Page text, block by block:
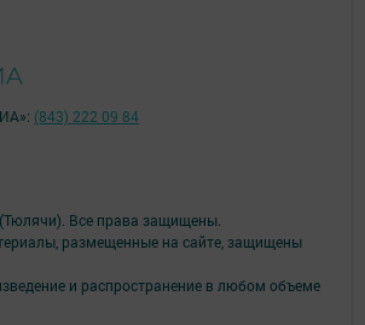
Все права защищены.
размещенные на сайте, защищены
и распространение в любом объеме
(843) 222 09 84